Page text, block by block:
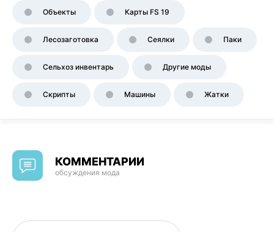
Объекты Карты FS 19
Лесозаготовка Сеялки Паки
Сельхоз инвентарь Другие моды
Скрипты Машины Жатки
КОММЕНТАРИИ
обсуждения мода